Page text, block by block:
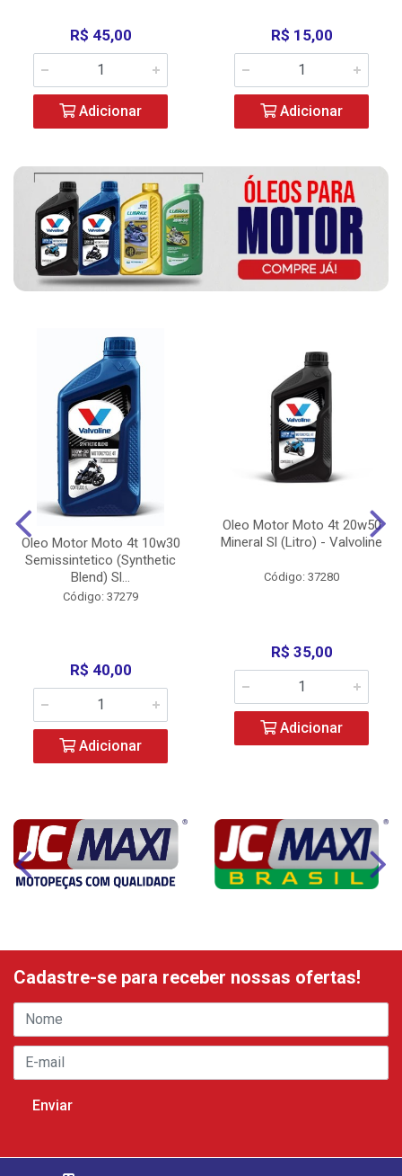
R$ 45,00
Adicionar
R$ 15,00
Adicionar
Oleo Motor Moto 4t 10w30
Semissintetico (Synthetic
Blend) Sl...
Código: 37279
R$ 40,00
Adicionar
Oleo Motor Moto 4t 20w50
Mineral Sl (Litro) - Valvoline
Código: 37280
R$ 35,00
Adicionar
Cadastre-se para receber nossas ofertas!